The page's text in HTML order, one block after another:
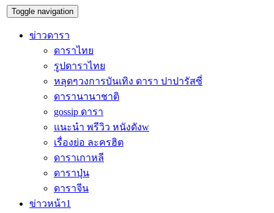
Toggle navigation
ข่าวดารา
ดาราไทย
รูปดาราไทย
หลุดๆวงการบันเทิง ดารา ปาปารัสซี่
ดารานานาชาติ
gossip ดารา
แนะนำ พรีวิว หนังดังw
เรื่องย่อ ละครฮิต
ดาราเกาหลี
ดาราปุ่น
ดาราจีน
ข่าวหน้า1